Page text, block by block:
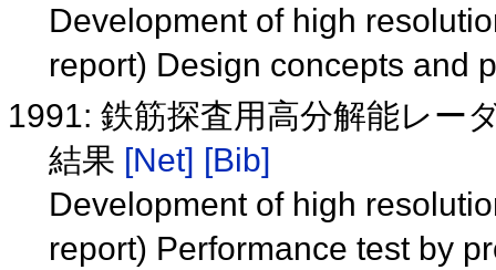
Development of high
report) Design concepts and
1991: 鉄筋探査用高分解能レー
結果 [Net] [Bib]
Development of high
report) Performance test by